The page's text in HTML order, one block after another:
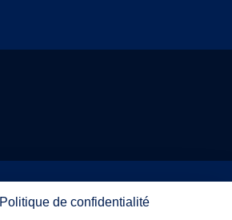
Politique de confidentialité